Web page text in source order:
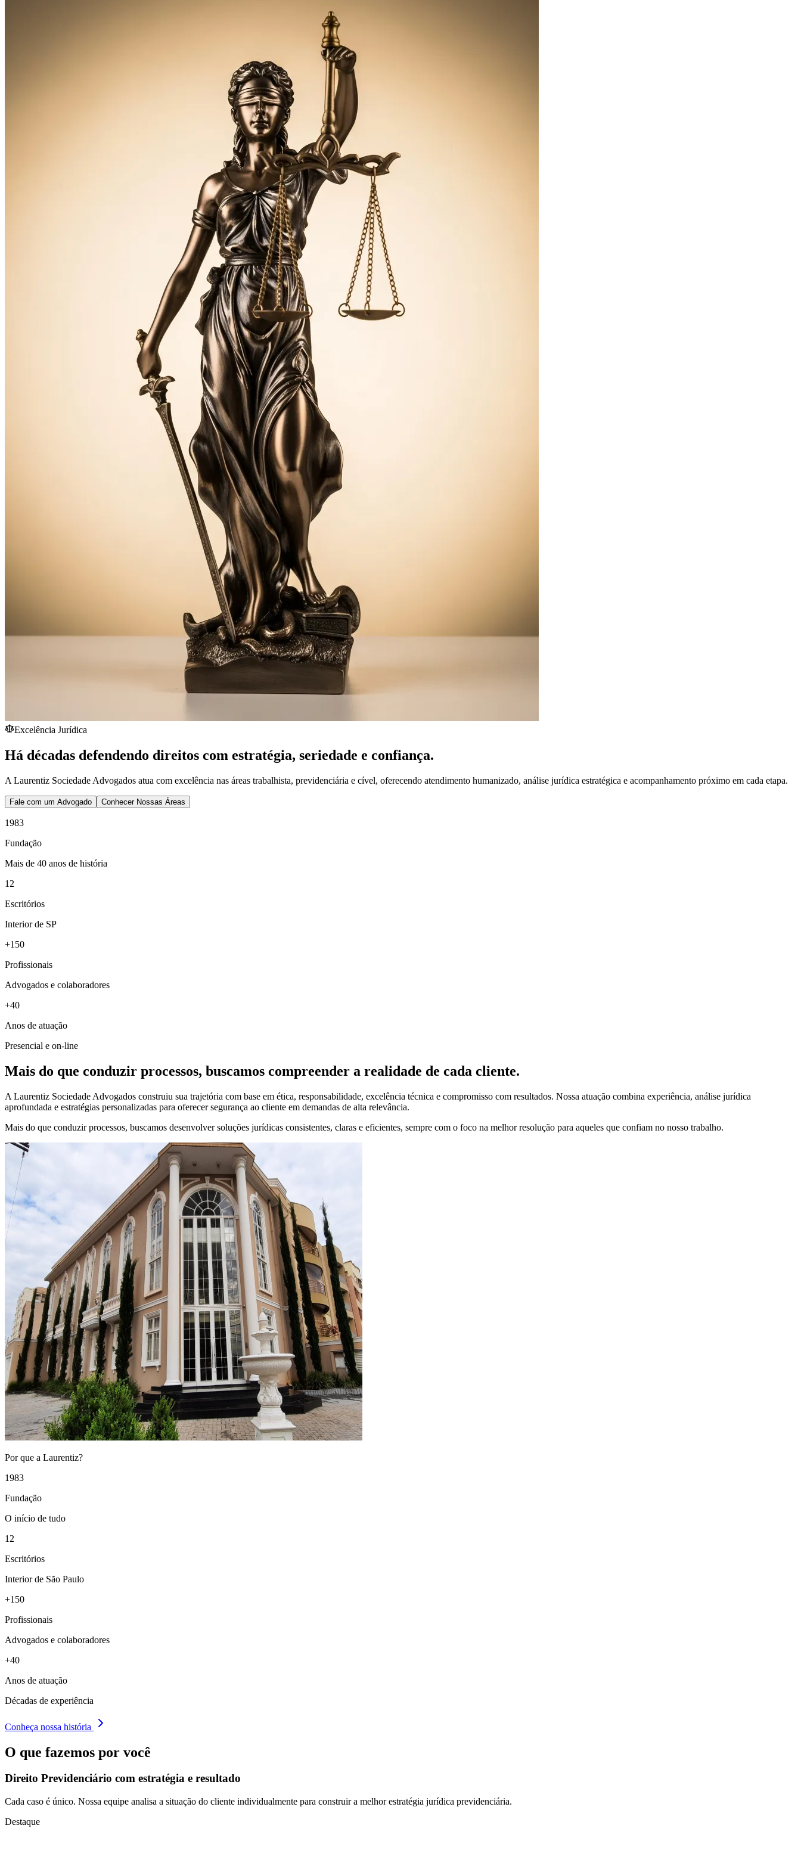
Excelência Jurídica
Há décadas defendendo direitos com estratégia, seriedade e confiança.
A Laurentiz Sociedade Advogados atua com excelência nas áreas trabalhista, previdenciária e cível, oferecendo atendimento humanizado, análise jurídica estratégica e acompanhamento próximo em cada etapa.
Fale com um Advogado Conhecer Nossas Áreas
1983
Fundação
Mais de 40 anos de história
12
Escritórios
Interior de SP
+150
Profissionais
Advogados e colaboradores
+40
Anos de atuação
Presencial e on-line
Mais do que conduzir processos, buscamos compreender a realidade de cada cliente.
A Laurentiz Sociedade Advogados construiu sua trajetória com base em ética, responsabilidade, excelência técnica e compromisso com resultados. Nossa atuação combina experiência, análise jurídica
aprofundada e estratégias personalizadas para oferecer segurança ao cliente em demandas de alta relevância.
Mais do que conduzir processos, buscamos desenvolver soluções jurídicas consistentes, claras e eficientes, sempre com o foco na melhor resolução para aqueles que confiam no nosso trabalho.
Por que a Laurentiz?
1983
Fundação
O início de tudo
12
Escritórios
Interior de São Paulo
+150
Profissionais
Advogados e colaboradores
+40
Anos de atuação
Décadas de experiência
Conheça nossa história
O que fazemos por você
Direito Previdenciário com estratégia e resultado
Cada caso é único. Nossa equipe analisa a situação do cliente individualmente para construir a melhor estratégia jurídica previdenciária.
Destaque